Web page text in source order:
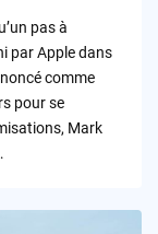
pas à
par Apple dans
comme
pour se
Mark